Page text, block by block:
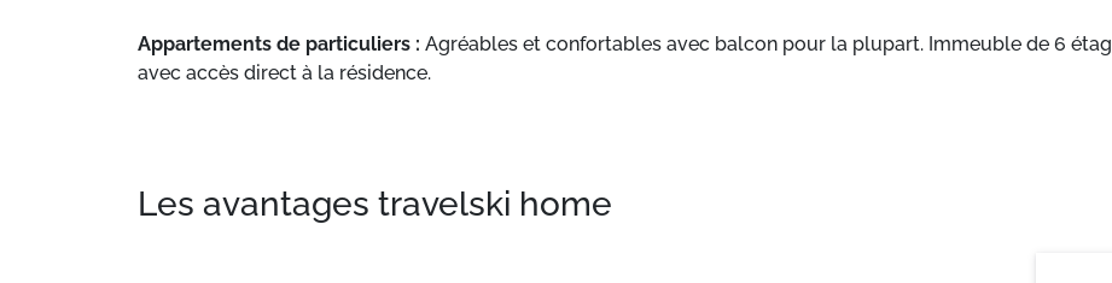
Appartements de particuliers : Agréables et confortables avec balcon pour la plupart. Immeuble de 6
avec accès direct à la résidence.
Les avantages travelski home